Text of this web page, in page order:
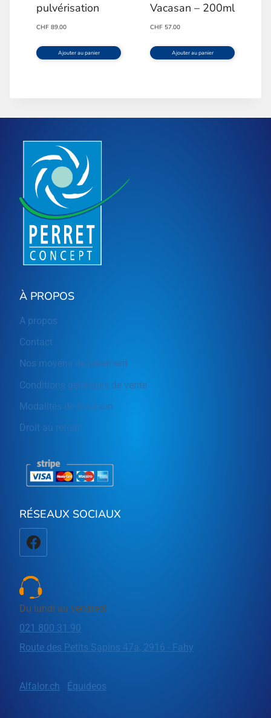
pulvérisation
CHF 89.00
Ajouter au panier
Vacasan – 200ml
CHF 57.00
Ajouter au panier
À PROPOS
A propos
Contact
Nos moyens de paiement
Conditions générales de vente
Modalités de livraison
Droit au retour
RÉSEAUX SOCIAUX
Du lundi au vendredi
021 800 31 90
Route des Petits Sapins 47a, 2916 - Fahy
Alfalor.ch Équideos